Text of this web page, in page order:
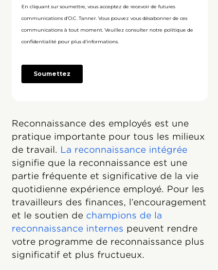
Reconnaissance des employés est une
pratique importante pour tous les milieux
de travail. La reconnaissance intégrée
signifie que la reconnaissance est une
partie fréquente et significative de la vie
quotidienne expérience employé. Pour les
travailleurs des finances, l’encouragement
et le soutien de champions de la
reconnaissance internes peuvent rendre
votre programme de reconnaissance plus
significatif et plus fructueux.